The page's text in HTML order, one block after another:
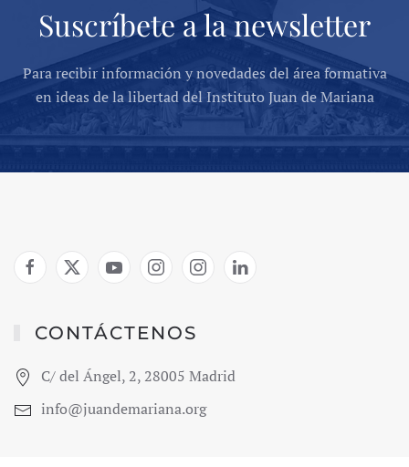
Suscríbete a la newsletter
Para recibir información y novedades del área formativa
en ideas de la libertad del Instituto Juan de Mariana
CONTÁCTENOS
C/ del Ángel, 2, 28005 Madrid
info@juandemariana.org